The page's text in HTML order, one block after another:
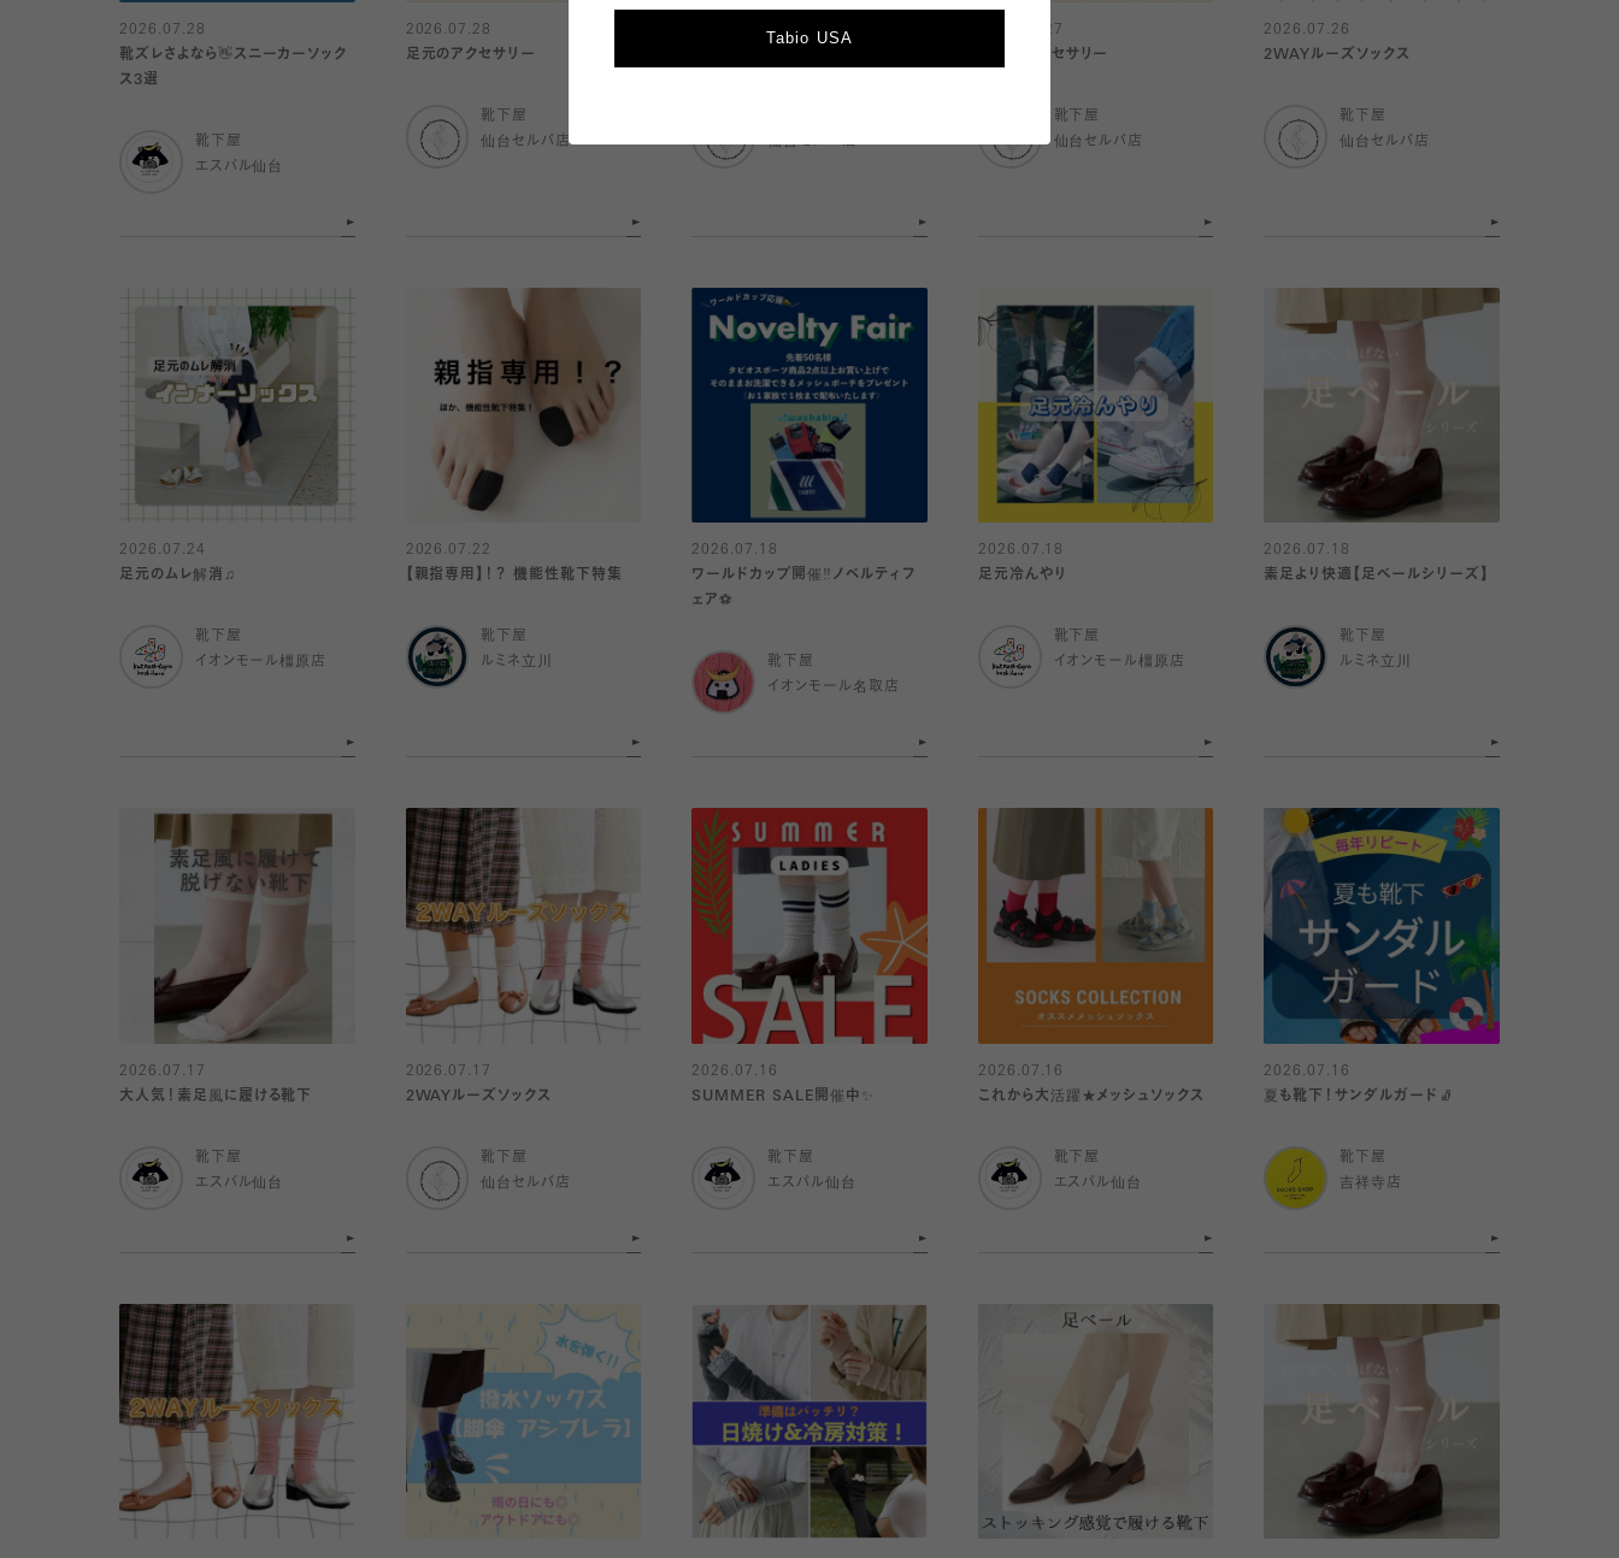
2026.07.28
靴ズレさよなら👋スニーカーソック
ス3選
靴下屋
エスパル仙台
2026.07.28
足元のアクセサリー
靴下屋
仙台セルバ店
2026.07.28
仙台セルバ店
2026.07.27
足元のアクセサリー
靴下屋
仙台セルバ店
2026.07.26
2WAYルーズソックス
靴下屋
仙台セルバ店
2026.07.24
足元のムレ解消♫
靴下屋
イオンモール橿原店
2026.07.22
【親指専用】！？ 機能性靴下特集
靴下屋
ルミネ立川
2026.07.18
ワールドカップ開催‼️ノベルティフ
ェア⚽️
靴下屋
イオンモール名取店
2026.07.18
足元冷んやり
靴下屋
イオンモール橿原店
2026.07.18
素足より快適【足ベールシリーズ】
靴下屋
ルミネ立川
2026.07.17
大人気！素足風に履ける靴下
靴下屋
エスパル仙台
2026.07.17
2WAYルーズソックス
靴下屋
仙台セルバ店
2026.07.16
SUMMER SALE開催中✨
靴下屋
エスパル仙台
2026.07.16
これから大活躍★メッシュソックス
靴下屋
エスパル仙台
2026.07.16
夏も靴下！サンダルガード🧦
靴下屋
吉祥寺店
Tabio USA